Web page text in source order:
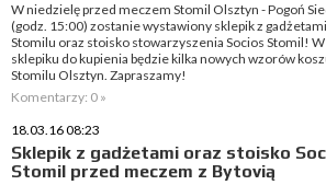
W niedzielę przed meczem Stomil Olsztyn - Pogoń
(godz. 15:00) zostanie wystawiony sklepik z gadżetami
Stomilu oraz stoisko stowarzyszenia Socios Stomil! W
sklepiku do kupienia będzie kilka nowych wzorów
Stomilu Olsztyn. Zapraszamy!
Komentarzy: 0 »
18.03.16 08:23
Sklepik z gadżetami oraz stoisko
Stomil przed meczem z Bytovią